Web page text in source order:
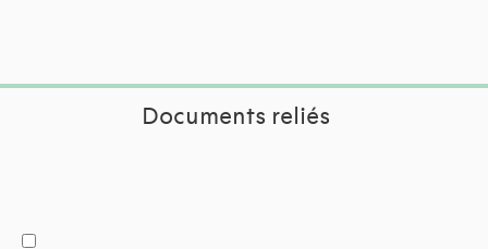
Documents reliés